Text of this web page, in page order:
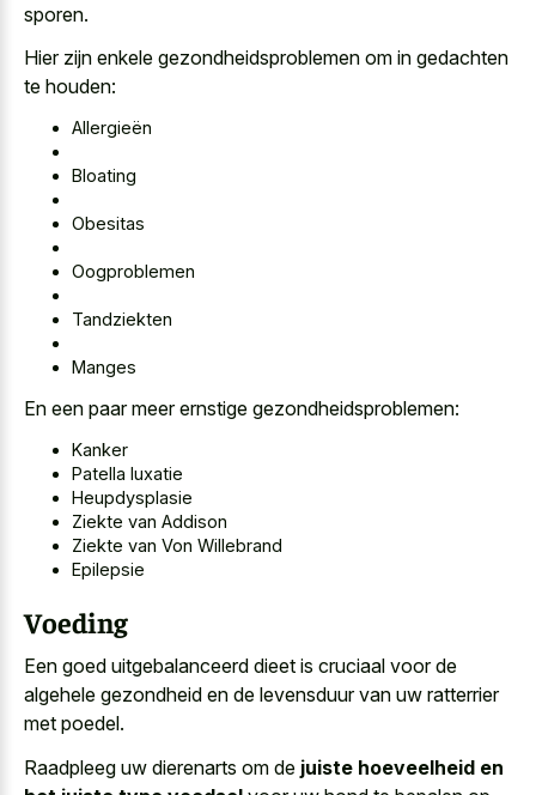
sporen.
Hier zijn enkele gezondheidsproblemen om in gedachten
te houden:
Allergieën
Bloating
Obesitas
Oogproblemen
Tandziekten
Manges
En een paar meer ernstige gezondheidsproblemen:
Kanker
Patella luxatie
Heupdysplasie
Ziekte van Addison
Ziekte van Von Willebrand
Epilepsie
Voeding
Een goed uitgebalanceerd dieet is cruciaal voor de
algehele gezondheid en de levensduur van uw ratterrier
met poedel.
Raadpleeg uw dierenarts om de juiste hoeveelheid en